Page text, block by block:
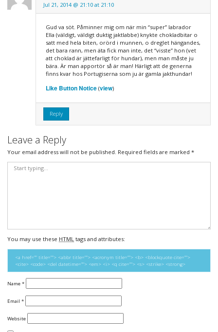
Jul 21, 2014 @ 21:10 at 21:10
Gud va söt. Påminner mig om när min “super” labrador
Ella (väldigt, väldigt duktig jaktlabbe) knykte chokladbitar o
satt med hela biten, orörd i munnen, o dreglet hängandes,
det bara rann, men äta fick man inte, det “visste” hon (vet
att choklad är jättefarligt för hundar), men man måste ju
bära. Är man apportör så är man! Härligt att de generna
finns kvar hos Portugiserna som ju är gamla jakthundar!
Like Button Notice(view)
Reply
Leave a Reply
Your email address will not be published. Required fields are marked *
You may use these HTML tags and attributes:
<a href="" title=""> <abbr title=""> <acronym title=""> <b> <blockquote cite="">
<cite> <code> <del datetime=""> <em> <i> <q cite=""> <s> <strike> <strong>
Name *
Email *
Website